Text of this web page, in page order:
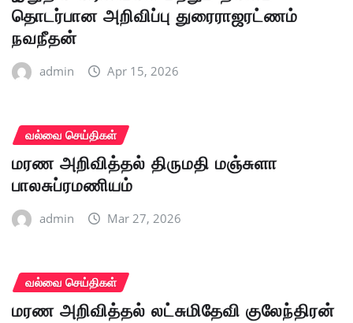
தொடர்பான அறிவிப்பு துரைராஜரட்ணம்
நவநீதன்
admin Apr 15, 2026
வல்வை செய்திகள்
மரண அறிவித்தல் திருமதி மஞ்சுளா
பாலசுப்ரமணியம்
admin Mar 27, 2026
வல்வை செய்திகள்
மரண அறிவித்தல் லட்சுமிதேவி குலேந்திரன்